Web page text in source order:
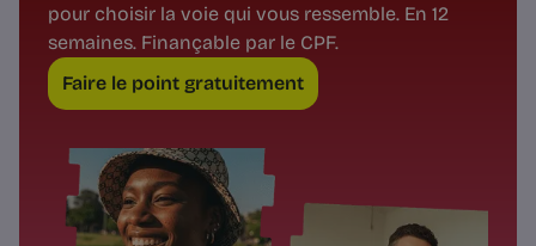
pour choisir la voie qui vous ressemble. En 12
semaines. Finançable par le CPF.
Faire le point gratuitement